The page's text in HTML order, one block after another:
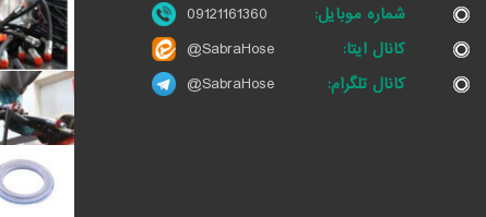
شماره موبایل:
09121161360
کانال ایتا:
@SabraHose
کانال تلگرام:
@SabraHose